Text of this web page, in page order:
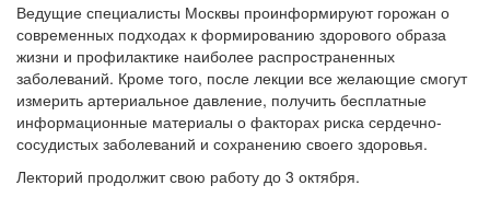
Ведущие специалисты Москвы проинформируют горожан о
современных подходах к формированию здорового образа
жизни и профилактике наиболее распространенных
заболеваний. Кроме того, после лекции все желающие смогут
измерить артериальное давление, получить бесплатные
информационные материалы о факторах риска сердечно-
сосудистых заболеваний и сохранению своего здоровья.
Лекторий продолжит свою работу до 3 октября.